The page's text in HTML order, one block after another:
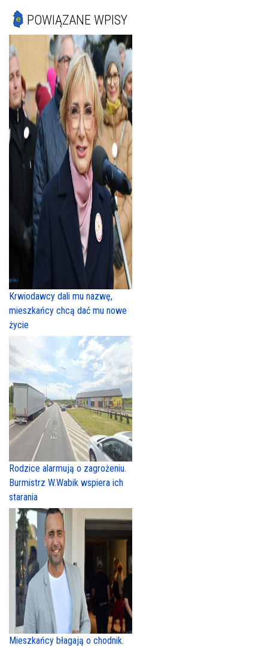
POWIĄZANE WPISY
Krwiodawcy dali mu nazwę,
mieszkańcy chcą dać mu nowe
życie
Rodzice alarmują o zagrożeniu.
Burmistrz W.Wabik wspiera ich
starania
Mieszkańcy błagają o chodnik.